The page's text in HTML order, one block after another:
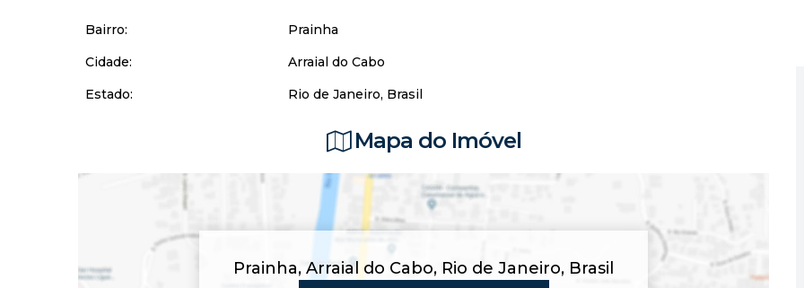
Bairro:
Prainha
Cidade:
Arraial do Cabo
Estado:
Rio de Janeiro, Brasil
Mapa do Imóvel
Prainha, Arraial do Cabo, Rio de Janeiro, Brasil